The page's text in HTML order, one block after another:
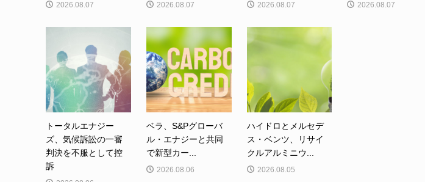
2026.08.07 2026.08.07 2026.08.07 2026.08.07
トータルエナジー
ズ、気候訴訟の一審
判決を不服として控
訴
ベラ、S&Pグローバ
ル・エナジーと共同
で新型カー...
2026.08.06
ハイドロとメルセデ
ス・ベンツ、リサイ
クルアルミニウ...
2026.08.05